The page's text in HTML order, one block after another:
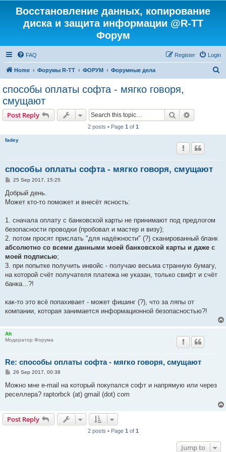
Восстановление данных, копирование
диска и защита информации @R-TT
Форум
FAQ Login
Register
Home Форумы R-TT ФОРУМ Форумные дела
способы оплаты софта - мягко говоря,
смущают
Post Reply Search
2 posts • Page 1 of 1
fadey
способы оплаты софта - мягко говоря, смущают
P
s
25 Sep 2017, 15:25
Добрый день.
Может кто-то поможет и внесёт ясность:
1. сначала оплату с банковской карты не принимают под предлогом
безопасности проводки (пробовал и мастер и визу);
2. потом просят прислать "для надёжности" (?) сканированный бланк
абсолютно со всеми данными моей банковской карты и даже с
моей подписью;
3. при попытке получить инвойс - получаю весьма странную бумагу,
на которой счёт получателя платежа не указан, только свифт и счёт
банка...?!
как-то это всё попахивает - может фишинг (?), что за ляпы от
компании, которая занимается информационной безопасностью?!
Alt
Модератор Форума
Re: способы оплаты софта - мягко говоря, смущают
P
s
26 Sep 2017, 00:38
Можно мне e-mail на который покупался софт и напрямую или через
реселлера? raptorbck (at) gmail (dot) com
Post Reply
2 posts • Page 1 of 1
Jump to